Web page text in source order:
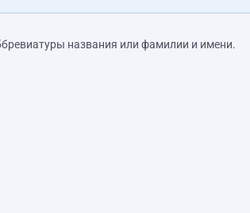
названия или фамилии и имени.